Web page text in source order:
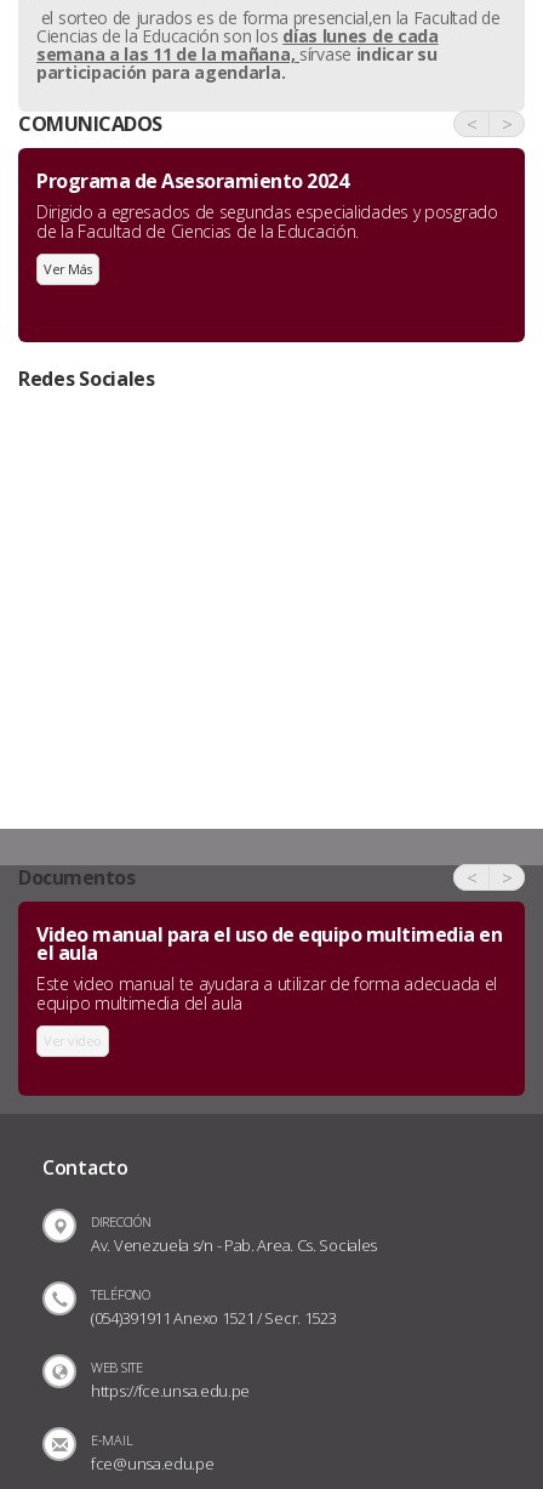
el sorteo de jurados es de forma presencial,en la Facultad de
Ciencias de la Educación son los días lunes de cada
semana a las 11 de la mañana, sírvase indicar su
participación para agendarla.
COMUNICADOS < >
Programa de Asesoramiento 2024
Dirigido a egresados de segundas especialidades y posgrado
de la Facultad de Ciencias de la Educación.
Ver Más
Redes Sociales
Documentos < >
Video manual para el uso de equipo multimedia en
el aula
Este video manual te ayudara a utilizar de forma adecuada el
equipo multimedia del aula
Ver video
Contacto
DIRECCIÓN
Av. Venezuela s/n - Pab. Area. Cs. Sociales
TELÉFONO
(054)391911 Anexo 1521 / Secr. 1523
WEB SITE
https://fce.unsa.edu.pe
E-MAIL
fce@unsa.edu.pe